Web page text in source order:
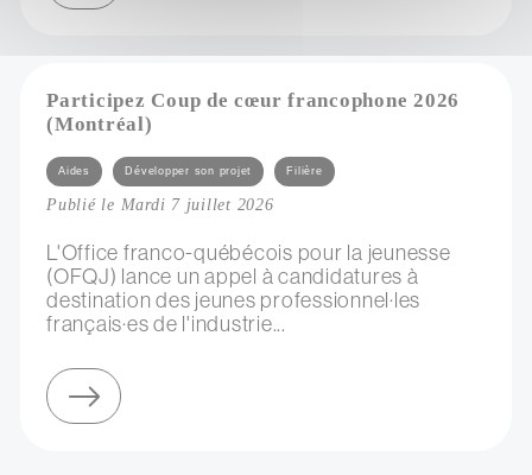
Participez Coup de cœur francophone 2026
(Montréal)
Catégories
Aides Développer son projet Filière
Publié le Mardi 7 juillet 2026
L'Office franco-québécois pour la jeunesse
(OFQJ) lance un appel à candidatures à
destination des jeunes professionnel·les
français·es de l'industrie...